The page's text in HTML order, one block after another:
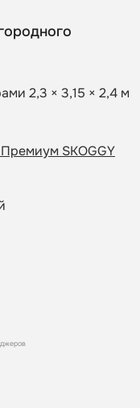
2,3 × 3,15 × 2,4 м
SKOGGY